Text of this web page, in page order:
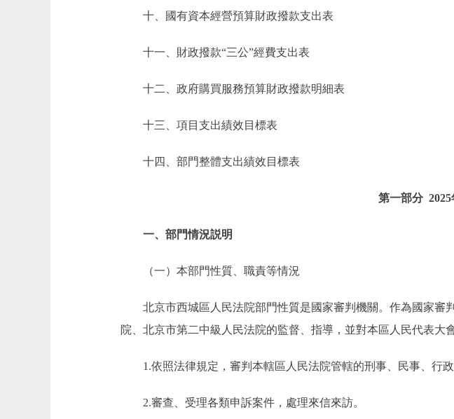
十、國有資本經營預算財政撥款支出表
十一、財政撥款“三公”經費支出表
十二、政府購買服務預算財政撥款明細表
十三、項目支出績效目標表
十四、部門整體支出績效目標表
第一部分
一、部門情況説明
（一）本部門性質、職責等情況
北京市西城區人民法院部門性質是國家審判機關。作為國家審
院、北京市第二中級人民法院的監督、指導，並對本區人民代表大
1.依照法律規定，審判本轄區人民法院管轄的刑事、民事、行政
2.審查、受理各類申訴案件，處理來信來訪。